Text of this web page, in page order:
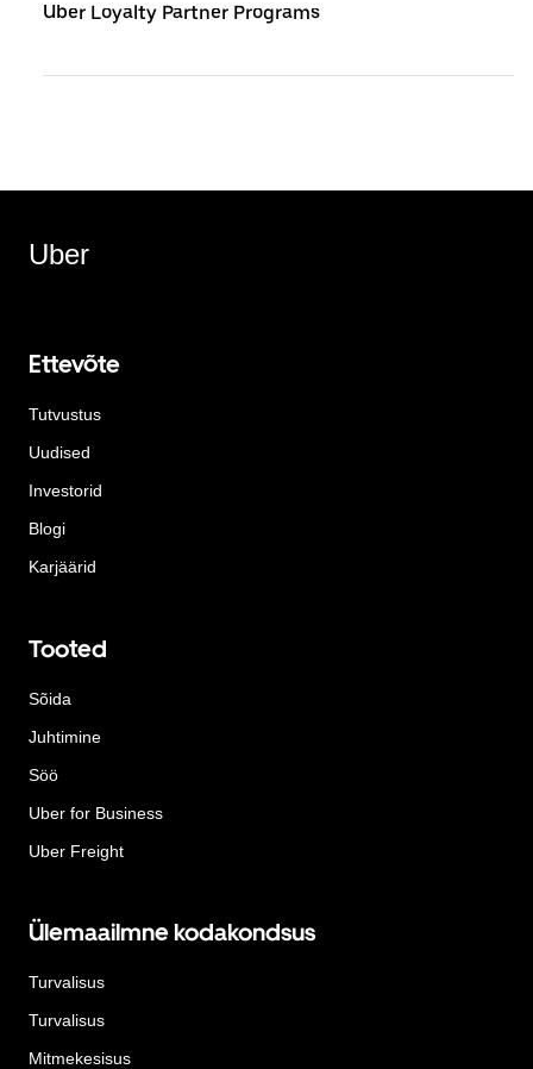
Uber Loyalty Partner Programs
Uber
Ettevõte
Tutvustus
Uudised
Investorid
Blogi
Karjäärid
Tooted
Sõida
Juhtimine
Söö
Uber for Business
Uber Freight
Ülemaailmne kodakondsus
Turvalisus
Turvalisus
Mitmekesisus